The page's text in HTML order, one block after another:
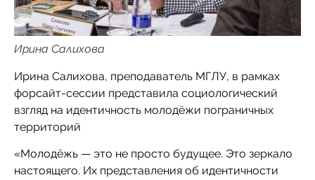
Ирина Салихова
Ирина Салихова, преподаватель МГЛУ, в рамках
форсайт-сессии представила социологический
взгляд на идентичность молодёжи пограничных
территорий
«Молодёжь — это не просто будущее. Это зеркало
настоящего. Их представления об идентичности